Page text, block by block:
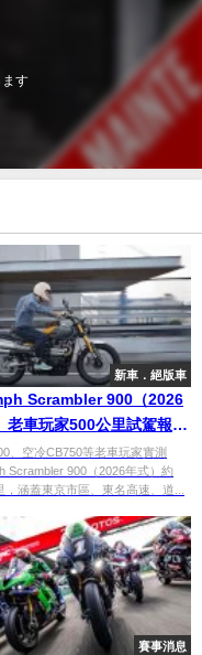
ます
新車．絕版車
Scrambler 900（2026
老車玩家500公里試駕報告
脈動感×輕巧操控×25km/L
現代車保有Triumph靈魂
、空冷CB750等老車玩家實測
Scrambler 900（2026年式）約
，涵蓋東京市區、東名高速、道...
賽事消息